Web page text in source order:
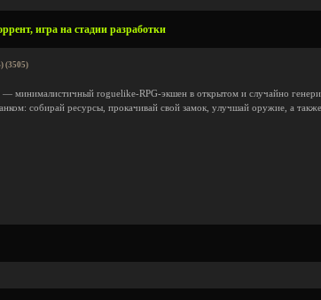
игра на стадии разработки
(3505)
— минималистичный roguelike-RPG-экшен в открытом и случайно
собирай ресурсы, прокачивай свой замок, улучшай оружие, а